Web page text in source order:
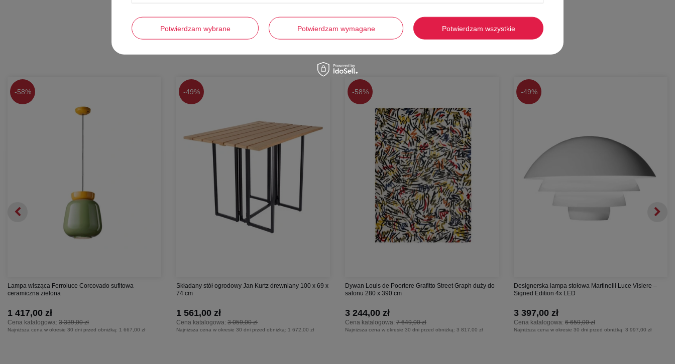
Stwórz zestaw i dodaj do zamówienia
-58%
Lampa wisząca Ferroluce Corcovado sufitowa
ceramiczna zielona
Cena katalogowa: 3 339,00 zł
1 417,00 zł
Najniższa cena w okresie 30 dni przed obniżką: 1 667,00 zł
-49%
Składany stół ogrodowy Jan Kurtz drewniany 100 x 69 x
74 cm
Cena katalogowa: 3 059,00 zł
1 561,00 zł
Najniższa cena w okresie 30 dni przed obniżką: 1 672,00 zł
-58%
Dywan Louis de Poortere Grafitto Street Graph duży do
salonu 280 x 390 cm
Cena katalogowa: 7 649,00 zł
3 244,00 zł
Najniższa cena w okresie 30 dni przed obniżką: 3 817,00 zł
-49%
Designerska lampa stołowa Martinelli Luce Visiere –
Signed Edition 4x LED
Cena katalogowa: 6 659,00 zł
3 397,00 zł
Najniższa cena w okresie 30 dni przed obniżką: 3 997,00 zł
Potwierdzam wybrane Potwierdzam wymagane Potwierdzam wszystkie